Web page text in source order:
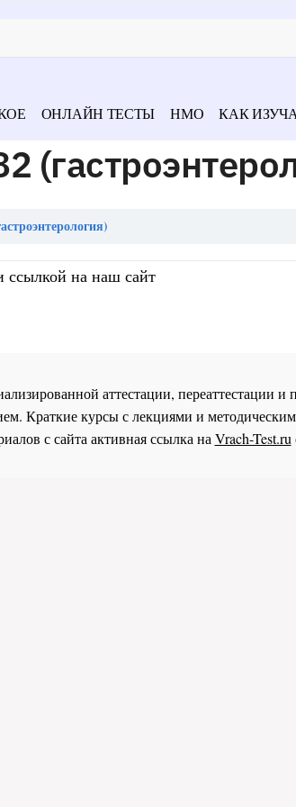
ОНЛАЙН ТЕСТЫ НМО КАК
ссылкой на наш сайт
аттестации,
Краткие курсы с лекциями и
с сайта активная ссылка на Vrach-Test.ru